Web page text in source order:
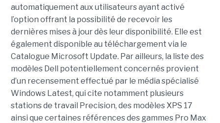
automatiquement aux utilisateurs ayant activé
l’option offrant la possibilité de recevoir les
dernières mises à jour dès leur disponibilité. Elle est
également disponible au téléchargement via le
Catalogue Microsoft Update. Par ailleurs, la liste des
modèles Dell potentiellement concernés provient
d’un recensement effectué par le média spécialisé
Windows Latest, qui cite notamment plusieurs
stations de travail Precision, des modèles XPS 17
ainsi que certaines références des gammes Pro Max